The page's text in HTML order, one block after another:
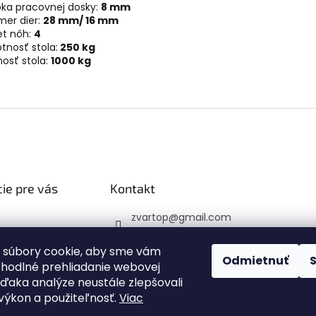
cookie, aby sme vám
prehliadanie webovej
analýze neustále zlepšovali
a použiteľnosť. Viac
Odmietnuť
pracovnej dosky: 8 mm
dier: 28 mm/ 16 mm
nôh: 4
stola: 250 kg
stola: 1000 kg
pre vás
podmienky
ochrany
Kontakt
zvartop@gmail.com
Sledujte nás na Faceb
ooku
zvartop_s.r.o